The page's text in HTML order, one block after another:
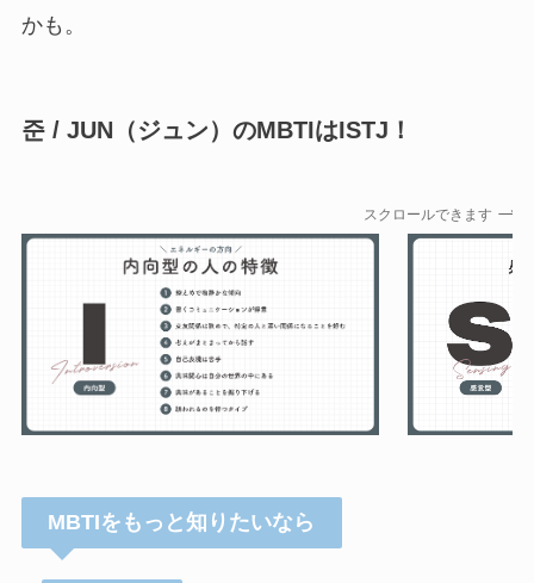
かも。
준 / JUN（ジュン）のMBTIはISTJ！
スクロールできます
MBTIをもっと知りたいなら